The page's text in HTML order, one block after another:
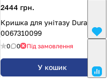
2444 грн.
Кришка для унітазу Duravit
0067310099
0 0 Під замовлення
У кошик